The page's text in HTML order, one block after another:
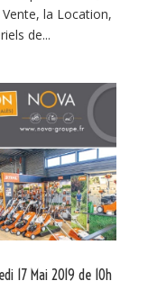
la Location,
de...
17 Mai 2019 de 10h